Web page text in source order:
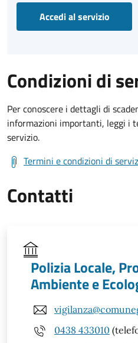
Accedi al servizio
Condizioni di
Per conoscere i dettagli di
informazioni importanti, leggi i
servizio.
Termini e condizioni di
Contatti
Polizia Locale,
Ambiente e
0438 433010